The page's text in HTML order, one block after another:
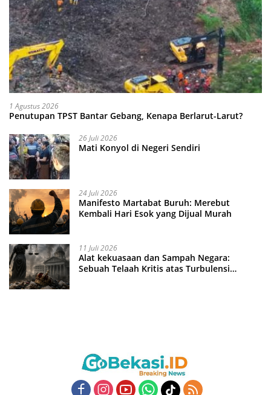
1 Agustus 2026
Penutupan TPST Bantar Gebang, Kenapa Berlarut-Larut?
26 Juli 2026
Mati Konyol di Negeri Sendiri
24 Juli 2026
Manifesto Martabat Buruh: Merebut
Kembali Hari Esok yang Dijual Murah
11 Juli 2026
Alat kekuasaan dan Sampah Negara:
Sebuah Telaah Kritis atas Turbulensi